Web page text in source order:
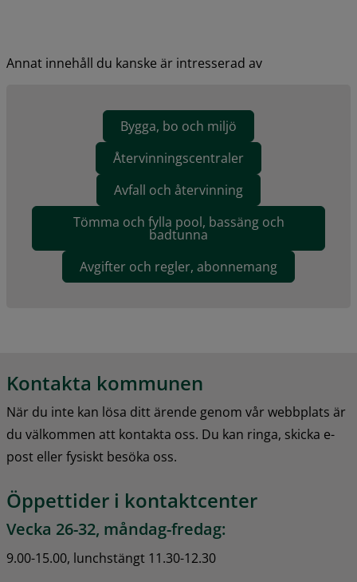
Annat innehåll du kanske är intresserad av
Bygga, bo och miljö
Återvinningscentraler
Avfall och återvinning
Tömma och fylla pool, bassäng och
badtunna
Avgifter och regler, abonnemang
Kontakta kommunen
När du inte kan lösa ditt ärende genom vår webbplats är
du välkommen att kontakta oss. Du kan ringa, skicka e-
post eller fysiskt besöka oss.
Öppettider i kontaktcenter
Vecka 26-32, måndag-fredag:
9.00-15.00, lunchstängt 11.30-12.30